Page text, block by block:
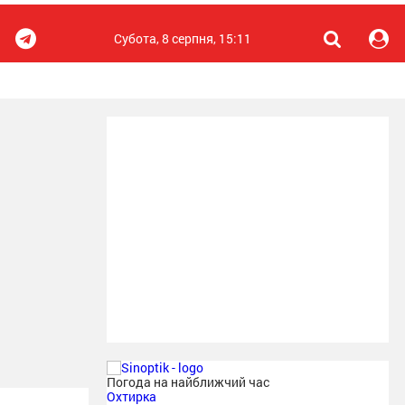
Субота, 8 серпня, 15:11
Погода на найближчий час
Охтирка